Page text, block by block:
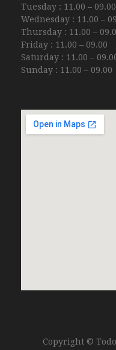
Tuesday : 11.00 – 09.00
Wednesday : 11.00 –
Thursday : 11.00 –
Friday : 11.00 – 09.00
Saturday : 11.00 –
Sunday : 11.00 – 09.00
Copyright ©